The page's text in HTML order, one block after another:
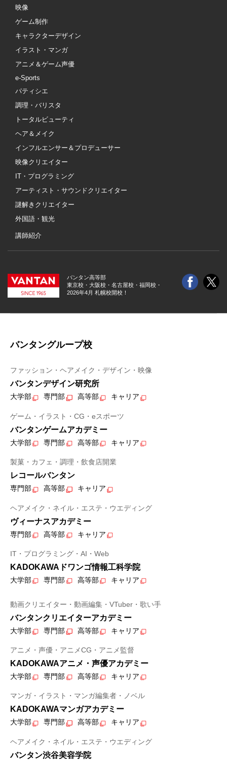
映像
ゲーム制作
キャラクターデザイン
イラスト・マンガ
アニメ＆ゲーム声優
e-Sports
パティシエ
調理・バリスタ
トータルビューティ
ヘア＆メイク
インフルエンサー＆プロデューサー
映像クリエイター
IT・プログラミング
アーティスト・サウンドクリエイター
謎解きクリエイター
外国語・観光
講師紹介
バンタン高等部
東京校・大阪校・ 名古屋校・福岡校・
2026年4月 札幌校開校！
バンタングループ校
ファッション・ヘアメイク・デザイン・映像
バンタンデザイン研究所
大学部 専門部 高等部 キャリア
ゲーム・イラスト・CG・eスポーツ
バンタンゲームアカデミー
大学部 専門部 高等部 キャリア
製菓・カフェ・調理・飲食店開業
レコールバンタン
専門部 高等部 キャリア
ヘアメイク・ネイル・エステ・ウエディング
ヴィーナスアカデミー
専門部 高等部 キャリア
IT・プログラミング・AI・Web
KADOKAWAドワンゴ情報工科学院
大学部 専門部 高等部 キャリア
動画クリエイター・動画編集・VTuber・歌い手
バンタンクリエイターアカデミー
大学部 専門部 高等部 キャリア
アニメ・声優・アニメCG・アニメ監督
KADOKAWAアニメ・声優アカデミー
大学部 専門部 高等部 キャリア
マンガ・イラスト・マンガ編集者・ノベル
KADOKAWAマンガアカデミー
大学部 専門部 高等部 キャリア
ヘアメイク・ネイル・エステ・ウエディング
バンタン渋谷美容学院